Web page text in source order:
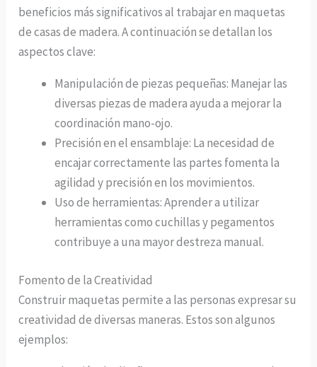
beneficios más significativos al trabajar en maquetas
de casas de madera. A continuación se detallan los
aspectos clave:
Manipulación de piezas pequeñas: Manejar las
diversas piezas de madera ayuda a mejorar la
coordinación mano-ojo.
Precisión en el ensamblaje: La necesidad de
encajar correctamente las partes fomenta la
agilidad y precisión en los movimientos.
Uso de herramientas: Aprender a utilizar
herramientas como cuchillas y pegamentos
contribuye a una mayor destreza manual.
Fomento de la Creatividad
Construir maquetas permite a las personas expresar su
creatividad de diversas maneras. Estos son algunos
ejemplos: